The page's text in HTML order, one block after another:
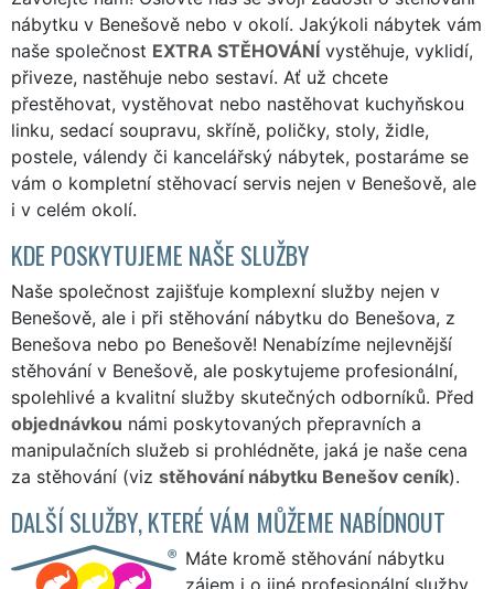
nábytku v Benešově nebo v okolí. Jakýkoli nábytek vám
naše společnost EXTRA STĚHOVÁNÍ vystěhuje, vyklidí,
přiveze, nastěhuje nebo sestaví. Ať už chcete
přestěhovat, vystěhovat nebo nastěhovat kuchyňskou
linku, sedací soupravu, skříně, poličky, stoly, židle,
postele, válendy či kancelářský nábytek, postaráme se
vám o kompletní stěhovací servis nejen v Benešově, ale
i v celém okolí.
KDE POSKYTUJEME NAŠE SLUŽBY
Naše společnost zajišťuje komplexní služby nejen v
Benešově, ale i při stěhování nábytku do Benešova, z
Benešova nebo po Benešově! Nenabízíme nejlevnější
stěhování v Benešově, ale poskytujeme profesionální,
spolehlivé a kvalitní služby skutečných odborníků. Před
objednávkou námi poskytovaných přepravních a
manipulačních služeb si prohlédněte, jaká je naše cena
za stěhování (viz stěhování nábytku Benešov ceník).
DALŠÍ SLUŽBY, KTERÉ VÁM MŮŽEME NABÍDNOUT
Máte kromě stěhování nábytku
zájem i o jiné profesionální služby